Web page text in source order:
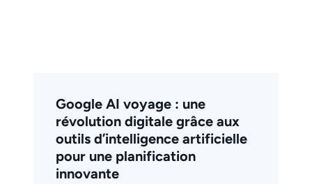
Google AI voyage : une
révolution digitale grâce aux
outils d’intelligence artificielle
pour une planification
innovante